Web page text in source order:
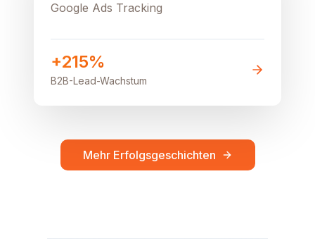
Google Ads Tracking
+215%
B2B-Lead-Wachstum
Mehr Erfolgsgeschichten